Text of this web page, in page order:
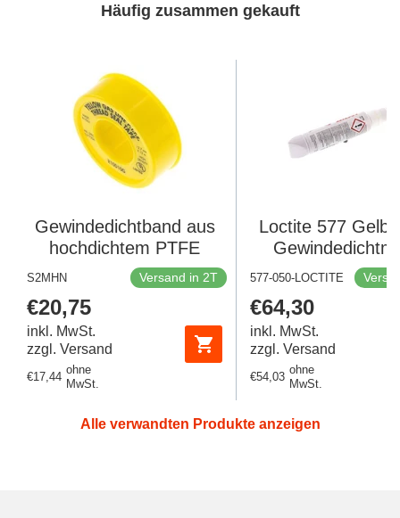
Häufig zusammen gekauft
Gewindedichtband aus
hochdichtem PTFE
S2MHN Versand in 2T
Regulärer
Preis
€20,75
inkl. MwSt.
zzgl. Versand
Regulärer
€17,44
ohne
MwSt.
Loctite 577 Gelb
577-050-LOCTITE
Regulärer
Preis
€64,30
inkl. MwSt.
zzgl. Versand
Regulärer
€54,03
ohne
MwSt.
Alle verwandten Produkte anzeigen